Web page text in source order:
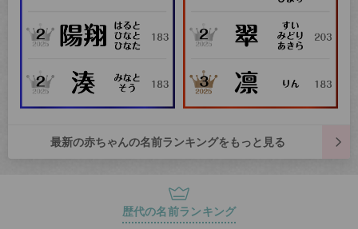
最新の赤ちゃんの名前ランキングをもっと見る
歴代の名前ランキング